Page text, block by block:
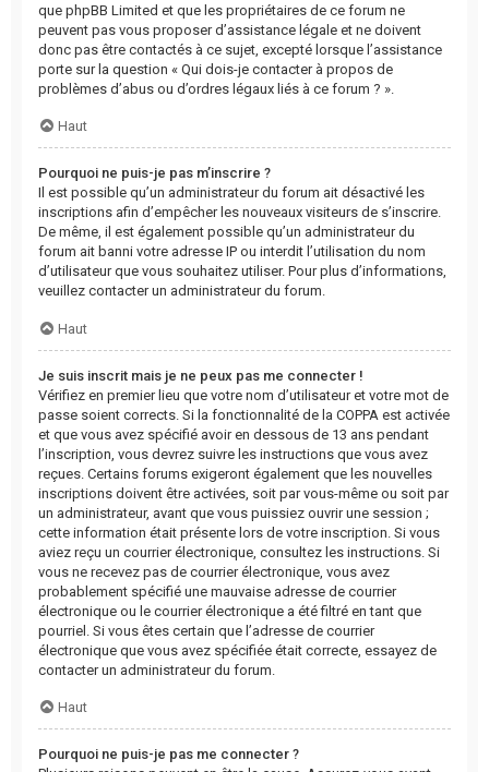
que phpBB Limited et que les propriétaires de ce forum ne
peuvent pas vous proposer d’assistance légale et ne doivent
donc pas être contactés à ce sujet, excepté lorsque l’assistance
porte sur la question « Qui dois-je contacter à propos de
problèmes d’abus ou d’ordres légaux liés à ce forum ? ».
Haut
Pourquoi ne puis-je pas m’inscrire ?
Il est possible qu’un administrateur du forum ait désactivé les
inscriptions afin d’empêcher les nouveaux visiteurs de s’inscrire.
De même, il est également possible qu’un administrateur du
forum ait banni votre adresse IP ou interdit l’utilisation du nom
d’utilisateur que vous souhaitez utiliser. Pour plus d’informations,
veuillez contacter un administrateur du forum.
Haut
Je suis inscrit mais je ne peux pas me connecter !
Vérifiez en premier lieu que votre nom d’utilisateur et votre mot de
passe soient corrects. Si la fonctionnalité de la COPPA est activée
et que vous avez spécifié avoir en dessous de 13 ans pendant
l’inscription, vous devrez suivre les instructions que vous avez
reçues. Certains forums exigeront également que les nouvelles
inscriptions doivent être activées, soit par vous-même ou soit par
un administrateur, avant que vous puissiez ouvrir une session ;
cette information était présente lors de votre inscription. Si vous
aviez reçu un courrier électronique, consultez les instructions. Si
vous ne recevez pas de courrier électronique, vous avez
probablement spécifié une mauvaise adresse de courrier
électronique ou le courrier électronique a été filtré en tant que
pourriel. Si vous êtes certain que l’adresse de courrier
électronique que vous avez spécifiée était correcte, essayez de
contacter un administrateur du forum.
Haut
Pourquoi ne puis-je pas me connecter ?